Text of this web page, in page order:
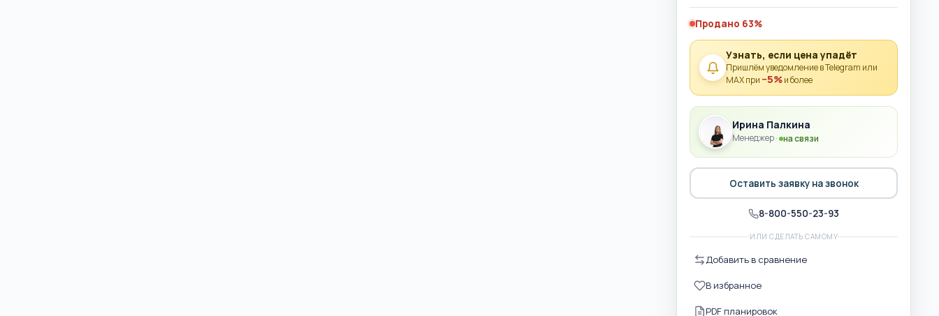
Продано 63%
Узнать, если цена упадёт
Пришлём уведомление в Telegram или
MAX при −5%и более
Ирина Палкина
Менеджер · на связи
Оставить заявку на звонок
8-800-550-23-93
ИЛИ СДЕЛАТЬ САМОМУ
Добавить в сравнение
В избранное
PDF планировок